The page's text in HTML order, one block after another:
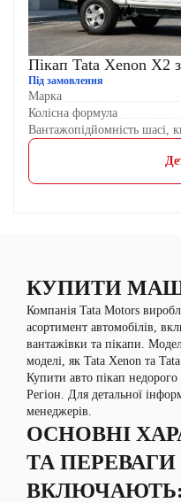
Пікап Tata Xenon X2
Під замовлення
Марка
Колісна формула
Вантажопідйомність шасі,
КУПИТИ
Компанія Tata Motors
асортимент автомобілів,
вантажівки та пікапи.
моделі, як Tata Xenon та
Купити авто пікап
Регіон. Для детальної
менеджерів.
ОСНОВНІ
ТА ПЕРЕВАГИ
ВКЛЮЧАЮТЬ: